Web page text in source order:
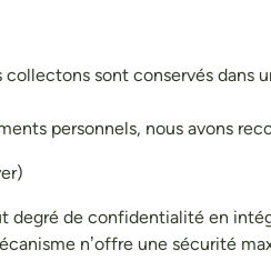
sont conservés
personnels, nous avons
degré de confidentialité en
n’offre une sécurité